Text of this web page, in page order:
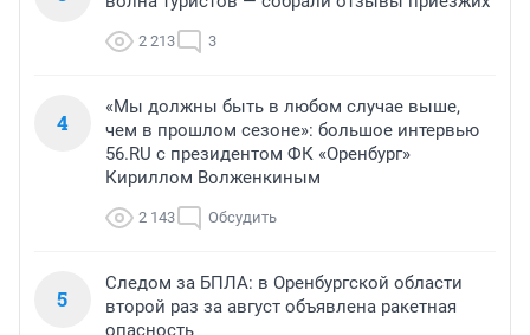
2 213 3
4
«Мы должны быть в любом случае выше,
чем в прошлом сезоне»: большое интервью
56.RU с президентом ФК «Оренбург»
Кириллом Волженкиным
2 143 Обсудить
5
Следом за БПЛА: в Оренбургской области
второй раз за август объявлена ракетная
опасность